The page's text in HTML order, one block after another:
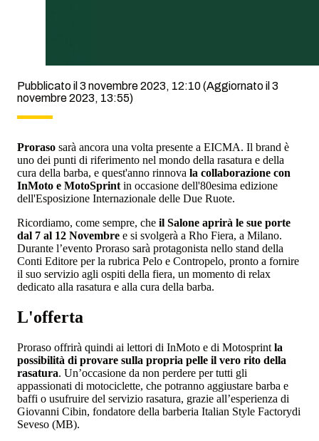
Pubblicato il 3 novembre 2023, 12:10(Aggiornato il 3
novembre 2023, 13:55)
Proraso sarà ancora una volta presente a EICMA. Il brand è
uno dei punti di riferimento nel mondo della rasatura e della
cura della barba, e quest'anno rinnova la collaborazione con
InMoto e MotoSprint in occasione dell'80esima edizione
dell'Esposizione Internazionale delle Due Ruote.
Ricordiamo, come sempre, che il Salone aprirà le sue porte
dal 7 al 12 Novembre e si svolgerà a Rho Fiera, a Milano.
Durante l’evento Proraso sarà protagonista nello stand della
Conti Editore per la rubrica Pelo e Contropelo, pronto a fornire
il suo servizio agli ospiti della fiera, un momento di relax
dedicato alla rasatura e alla cura della barba.
L'offerta
Proraso offrirà quindi ai lettori di InMoto e di Motosprint la
possibilità di provare sulla propria pelle il vero rito della
rasatura. Un’occasione da non perdere per tutti gli
appassionati di motociclette, che potranno aggiustare barba e
baffi o usufruire del servizio rasatura, grazie all’esperienza di
Giovanni Cibin, fondatore della barberia Italian Style Factorydi
Seveso (MB).